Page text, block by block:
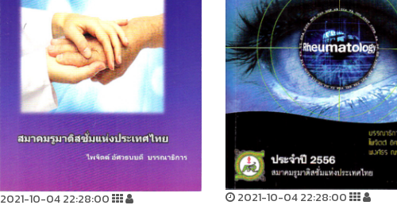
2021-10-04 22:28:00 2021-10-04 22:28:00